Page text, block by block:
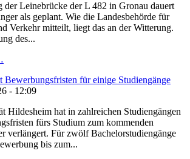
der Leinebrücke der L 482 in Gronau dauert
als geplant. Wie die Landesbehörde für
Verkehr mitteilt, liegt das an der Witterung.
des...
Bewerbungsfristen für einige Studiengänge
- 12:09
Hildesheim hat in zahlreichen Studiengängen
fürs Studium zum kommenden
verlängert. Für zwölf Bachelorstudiengänge
bis zum...